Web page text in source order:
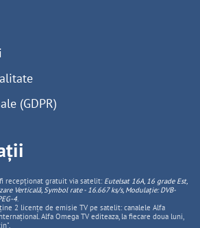
(GDPR)
recepționat gratuit via satelit: Eutelsat 16A, 16 grade Est,
Verticală, Symbol rate - 16.667 ks/s, Modulație: DVB-
4.
2 licențe de emisie TV pe satelit: canalele Alfa
Alfa Omega TV editeaza, la fiecare doua luni,